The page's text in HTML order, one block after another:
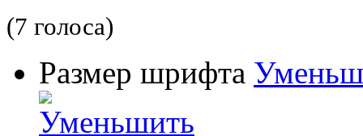
(7 голоса)
Размер шрифта